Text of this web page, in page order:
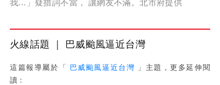
火線話題 ｜ 巴威颱風逼近台灣
這篇報導屬於「 巴威颱風逼近台灣 」主題，更多延伸閱
讀：